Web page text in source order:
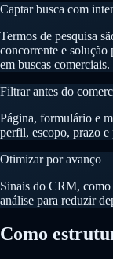
Captar busca com
Termos de pesquisa
concorrente e solução
em buscas comerciais.
Filtrar antes do
Página, formulário e
perfil, escopo, prazo
Otimizar por avanço
Sinais do CRM,
análise para reduzir
Como